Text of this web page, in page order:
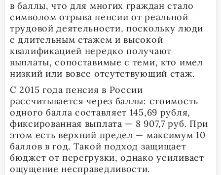
в баллы, что для многих граждан стало
символом отрыва пенсии от реальной
трудовой деятельности, поскольку люди
с длительным стажем и высокой
квалификацией нередко получают
выплаты, сопоставимые с теми, кто имел
низкий или вовсе отсутствующий стаж.
С 2015 года пенсия в России
рассчитывается через баллы: стоимость
одного балла составляет 145,69 рубля,
фиксированная выплата — 8 907,7 руб. При
этом есть верхний предел — максимум 10
баллов в год. Такой подход защищает
бюджет от перегрузки, однако усиливает
ощущение несправедливости.